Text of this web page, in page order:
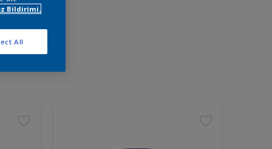
Bildirimi.
All